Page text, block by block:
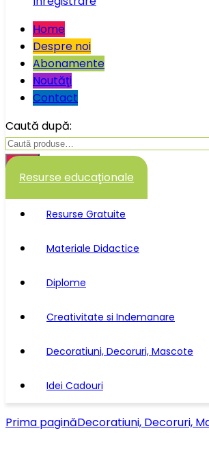
Home
Despre noi
Abonamente
Noutăţi
Contact
Caută după:
Caută
Resurse educaţionale
Resurse Gratuite
Materiale Didactice
Diplome
Creativitate si Indemanare
Decoratiuni, Decoruri, Mascote
Idei Cadouri
Prima paginăDecoratiuni, Decoruri,